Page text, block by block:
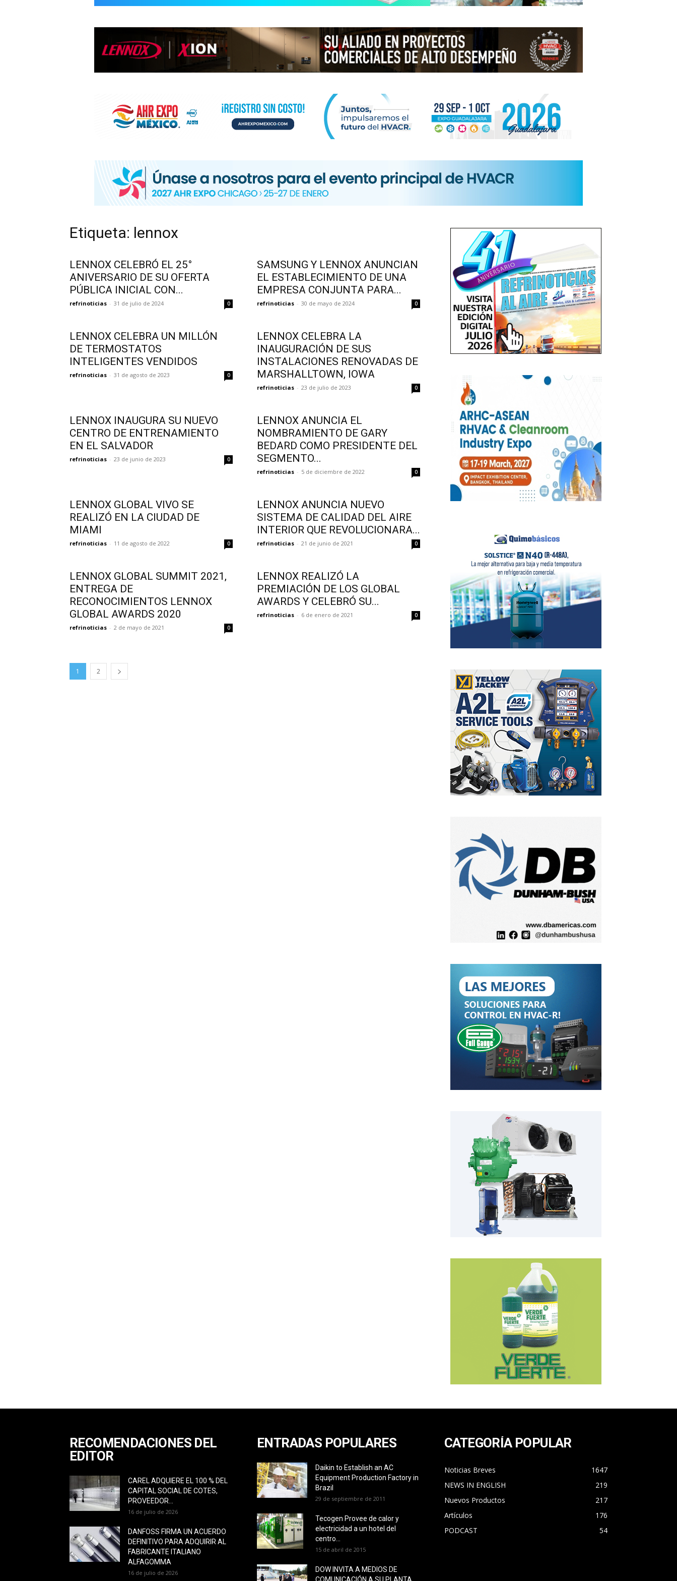
INFORMACIÓN
HVAC/R
DE
Etiqueta: lennox
LENNOX CELEBRÓ EL 25°
ANIVERSARIO DE SU OFERTA
PÚBLICA INICIAL CON...
refrinoticias - 31 de julio de 2024 0
SAMSUNG Y LENNOX ANUNCIAN
EL ESTABLECIMIENTO DE UNA
EMPRESA CONJUNTA PARA...
refrinoticias - 30 de mayo de 2024 0
LENNOX CELEBRA UN MILLÓN
DE TERMOSTATOS
INTELIGENTES VENDIDOS
refrinoticias - 31 de agosto de 2023 0
LENNOX CELEBRA LA
INAUGURACIÓN DE SUS
INSTALACIONES RENOVADAS DE
MARSHALLTOWN, IOWA
refrinoticias - 23 de julio de 2023 0
LENNOX INAUGURA SU NUEVO
CENTRO DE ENTRENAMIENTO
EN EL SALVADOR
refrinoticias - 23 de junio de 2023 0
LENNOX ANUNCIA EL
NOMBRAMIENTO DE GARY
BEDARD COMO PRESIDENTE DEL
SEGMENTO...
refrinoticias - 5 de diciembre de 2022 0
LENNOX GLOBAL VIVO SE
REALIZÓ EN LA CIUDAD DE
MIAMI
refrinoticias - 11 de agosto de 2022 0
LENNOX ANUNCIA NUEVO
SISTEMA DE CALIDAD DEL AIRE
INTERIOR QUE REVOLUCIONARA...
refrinoticias - 21 de junio de 2021 0
LENNOX GLOBAL SUMMIT 2021,
ENTREGA DE
RECONOCIMIENTOS LENNOX
GLOBAL AWARDS 2020
refrinoticias - 2 de mayo de 2021 0
LENNOX REALIZÓ LA
PREMIACIÓN DE LOS GLOBAL
AWARDS Y CELEBRÓ SU...
refrinoticias - 6 de enero de 2021 0
1 2
RECOMENDACIONES DEL
EDITOR
CAREL ADQUIERE EL 100 % DEL
CAPITAL SOCIAL DE COTES,
PROVEEDOR...
16 de julio de 2026
DANFOSS FIRMA UN ACUERDO
DEFINITIVO PARA ADQUIRIR AL
FABRICANTE ITALIANO
ALFAGOMMA
16 de julio de 2026
ENTRADAS POPULARES
Daikin to Establish an AC
Equipment Production Factory in
Brazil
29 de septiembre de 2011
Tecogen Provee de calor y
electricidad a un hotel del
centro...
15 de abril de 2015
DOW INVITA A MEDIOS DE
CATEGORÍA POPULAR
Noticias Breves
1647
NEWS IN ENGLISH
219
Nuevos Productos
217
Artículos
176
PODCAST
54